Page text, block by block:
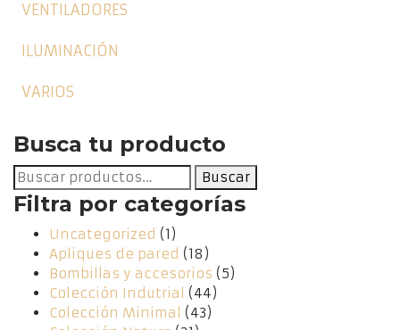
VENTILADORES
ILUMINACIÓN
VARIOS
Busca tu producto
Buscar
por:
Buscar
Filtra por categorías
Uncategorized (1)
Apliques de pared (18)
Bombillas y accesorios (5)
Colección Indutrial
(44)
Colección Minimal
(43)